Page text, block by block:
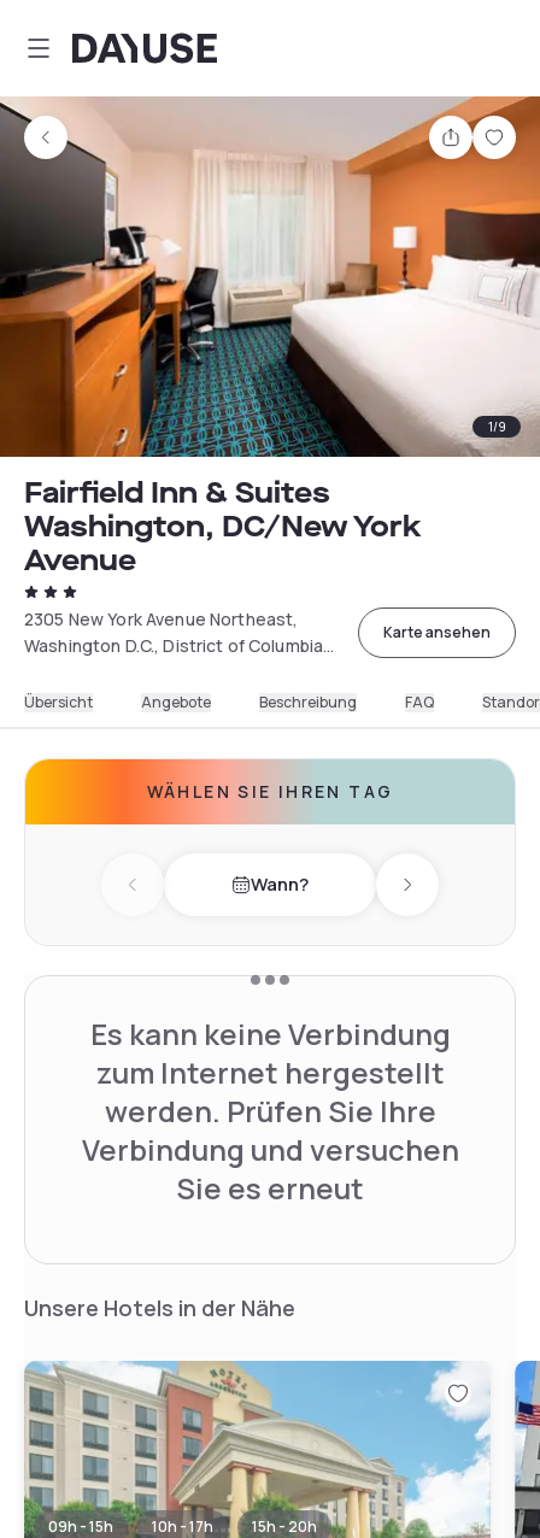
Dayuse
Teilen
1/9
Fairfield Inn & Suites
Washington, DC/New York
Avenue
2305 New York Avenue Northeast,
Washington D.C., District of Columbia
Karte ansehen
Übersicht Angebote Beschreibung FAQ
WÄHLEN SIE IHREN TAG
Previous day Wann? Next day
Es kann keine Verbindung
zum Internet hergestellt
werden. Prüfen Sie Ihre
Verbindung und versuchen
Sie es erneut
Unsere Hotels in der Nähe
09h - 15h 10h - 17h 15h - 20h